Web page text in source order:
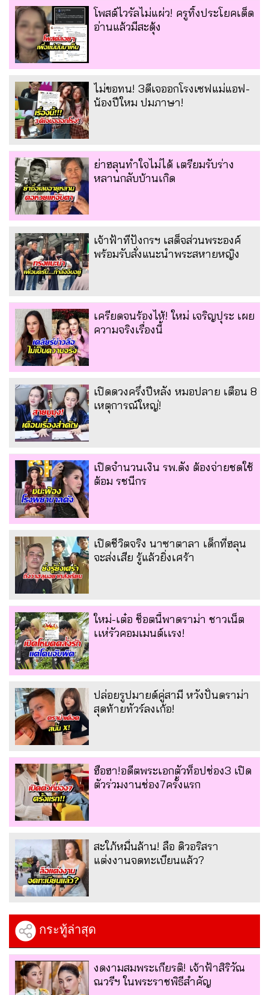
โพสต์ไวรัลไม่แผ่ว! ครูทิ้งประโยคเด็ด
อ่านแล้วมีสะดุ้ง
ไม่ขอทน! 3ดีเจออกโรงเซฟแม่แอฟ-
น้องปีใหม ปมภาษา!
ย่าฮลุนทำใจไม่ได้ เตรียมรับร่าง
หลานกลับบ้านเกิด
เจ้าฟ้าทีปังกรฯ เสด็จส่วนพระองค์
พร้อมรับสั่งแนะนำพระสหายหญิง
เครียดจนร้องไห้! ใหม่ เจริญปุระ เผย
ความจริงเรื่องนี้
เปิดดวงครึ่งปีหลัง หมอปลาย เตือน 8
เหตุการณ์ใหญ่!
เปิดจำนวนเงิน รพ.ดัง ต้องจ่ายชดใช้
ต้อม รชนีกร
เปิดชีวิตจริง นาซาตาลา เด็กที่ฮลุน
จะส่งเสีย รู้แล้วยิ่งเศร้า
ใหม่-เต๋อ ช็อตนี้พาดราม่า ชาวเน็ต
เเห่รัวคอมเมนต์เเรง!
ปล่อยรูปมายด์คู่สามี หวังปั่นดราม่า
สุดท้ายทัวร์ลงเก้อ!
ฮือฮา!อดีตพระเอกตัวท็อปช่อง3 เปิด
ตัวร่วมงานช่อง7ครั้งแรก
สะใภ้หมื่นล้าน! ลือ ดิวอริสรา
แต่งงานจดทะเบียนแล้ว?
กระทู้ล่าสุด
งดงามสมพระเกียรติ! เจ้าฟ้าสิริวัณ
ณวรีฯ ในพระราชพิธีสำคัญ